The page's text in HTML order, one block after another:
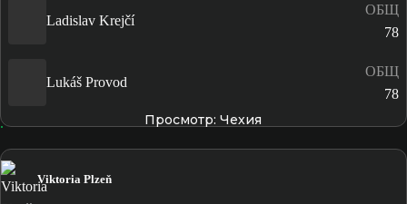
Ladislav Krejčí
ОБЩ
78
Lukáš Provod
ОБЩ
78
Просмотр: Чехия
Viktoria Plzeň